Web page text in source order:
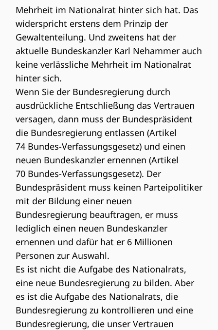
Mehrheit im Nationalrat hinter sich hat. Das
widerspricht erstens dem Prinzip der
Gewaltenteilung. Und zweitens hat der
aktuelle Bundeskanzler Karl Nehammer auch
keine verlässliche Mehrheit im Nationalrat
hinter sich.
Wenn Sie der Bundesregierung durch
ausdrückliche Entschließung das Vertrauen
versagen, dann muss der Bundespräsident
die Bundesregierung entlassen (Artikel
74 Bundes-Verfassungsgesetz) und einen
neuen Bundeskanzler ernennen (Artikel
70 Bundes-Verfassungsgesetz). Der
Bundespräsident muss keinen Parteipolitiker
mit der Bildung einer neuen
Bundesregierung beauftragen, er muss
lediglich einen neuen Bundeskanzler
ernennen und dafür hat er 6 Millionen
Personen zur Auswahl.
Es ist nicht die Aufgabe des Nationalrats,
eine neue Bundesregierung zu bilden. Aber
es ist die Aufgabe des Nationalrats, die
Bundesregierung zu kontrollieren und eine
Bundesregierung, die unser Vertrauen